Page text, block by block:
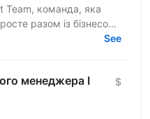
разом із бізнесом.
CFO /
See
менеджера I
$